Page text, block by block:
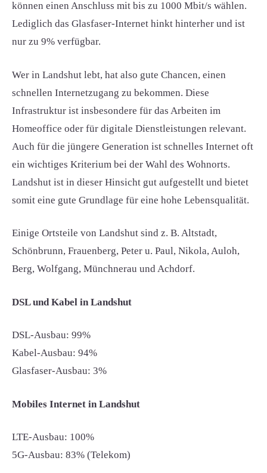
können einen Anschluss mit bis zu 1000 Mbit/s wählen.
Lediglich das Glasfaser-Internet hinkt hinterher und ist
nur zu 9% verfügbar.
Wer in Landshut lebt, hat also gute Chancen, einen
schnellen Internetzugang zu bekommen. Diese
Infrastruktur ist insbesondere für das Arbeiten im
Homeoffice oder für digitale Dienstleistungen relevant.
Auch für die jüngere Generation ist schnelles Internet oft
ein wichtiges Kriterium bei der Wahl des Wohnorts.
Landshut ist in dieser Hinsicht gut aufgestellt und bietet
somit eine gute Grundlage für eine hohe Lebensqualität.
Einige Ortsteile von Landshut sind z. B. Altstadt,
Schönbrunn, Frauenberg, Peter u. Paul, Nikola, Auloh,
Berg, Wolfgang, Münchnerau und Achdorf.
DSL und Kabel in Landshut
DSL-Ausbau: 99%
Kabel-Ausbau: 94%
Glasfaser-Ausbau: 3%
Mobiles Internet in Landshut
LTE-Ausbau: 100%
5G-Ausbau: 83% (Telekom)